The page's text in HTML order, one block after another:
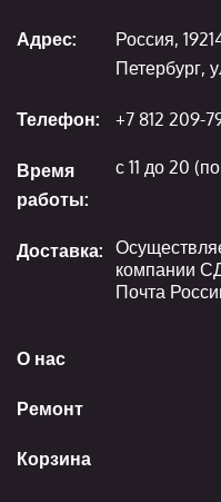
О нас
Ремонт
Корзина
Адрес:
Россия,
Петербург,
Телефон: +7 812 209-
Время
работы:
с 11 до 20
Доставка:
компании
Почта